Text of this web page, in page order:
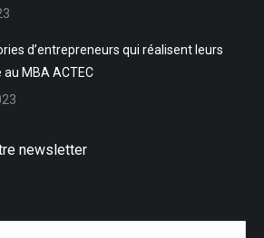
d’entrepreneurs qui réalisent leurs
MBA ACTEC
newsletter